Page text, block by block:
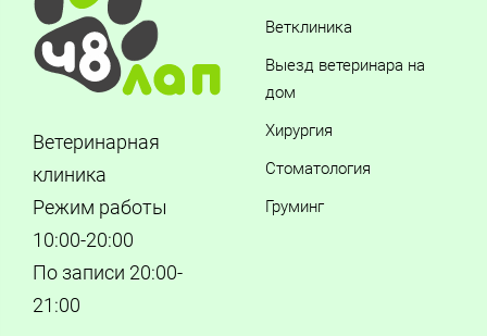
Ветеринарная
клиника
Режим работы
10:00-20:00
По записи 20:00-
21:00
Ветклиника
Выезд ветеринара на
дом
Хирургия
Стоматология
Груминг